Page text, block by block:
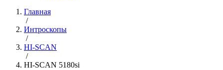
Главная
/
Интроскопы
/
HI-SCAN
/
HI-SCAN 5180si